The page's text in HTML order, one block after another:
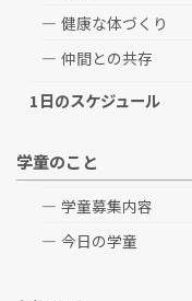
健康な体づくり
仲間との共存
1日のスケジュール
学童のこと
学童募集内容
今日の学童